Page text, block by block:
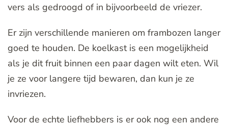
vers als gedroogd of in bijvoorbeeld de vriezer.
Er zijn verschillende manieren om frambozen langer
goed te houden. De koelkast is een mogelijkheid
als je dit fruit binnen een paar dagen wilt eten. Wil
je ze voor langere tijd bewaren, dan kun je ze
invriezen.
Voor de echte liefhebbers is er ook nog een andere